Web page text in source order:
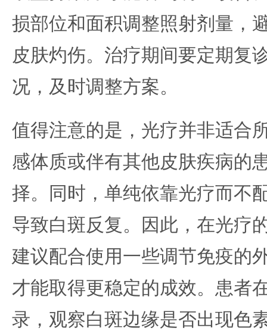
损部位和面积调整照射剂量，
皮肤灼伤。治疗期间要定期复
况，及时调整方案。
值得注意的是，光疗并非适合
感体质或伴有其他皮肤疾病的
择。同时，单纯依靠光疗而不
导致白斑反复。因此，在光疗
建议配合使用一些调节免疫的
才能取得更稳定的成效。患者
录，观察白斑边缘是否出现色